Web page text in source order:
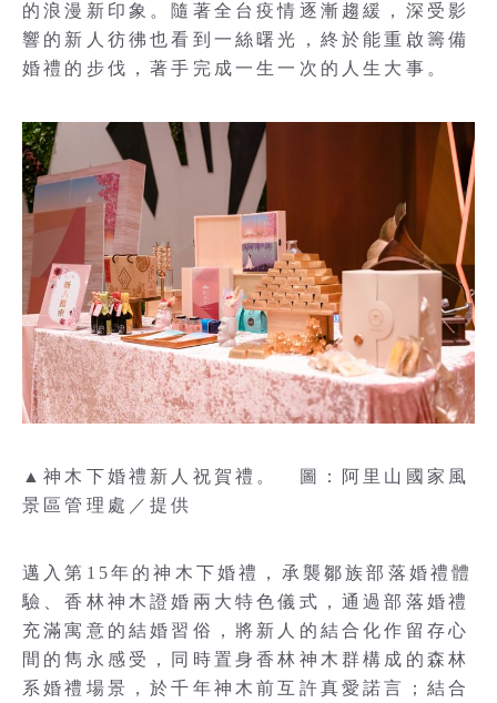
的浪漫新印象。隨著全台疫情逐漸趨緩，深受影
響的新人彷彿也看到一絲曙光，終於能重啟籌備
婚禮的步伐，著手完成一生一次的人生大事。
▲神木下婚禮新人祝賀禮。 圖：阿里山國家風
景區管理處／提供
邁入第15年的神木下婚禮，承襲鄒族部落婚禮體
驗、香林神木證婚兩大特色儀式，通過部落婚禮
充滿寓意的結婚習俗，將新人的結合化作留存心
間的雋永感受，同時置身香林神木群構成的森林
系婚禮場景，於千年神木前互許真愛諾言；結合